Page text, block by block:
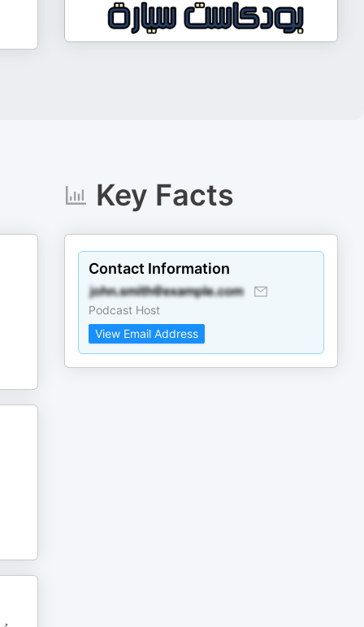
Key Facts
Contact Information
Podcast Host
View Email Address